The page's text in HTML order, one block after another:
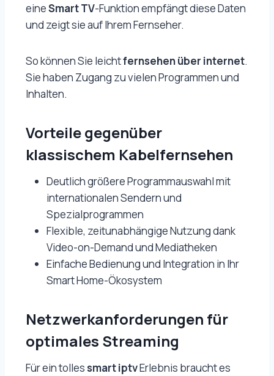
eineSmart TV-Funktion empfängt diese Daten
und zeigt sie auf Ihrem Fernseher.
So können Sie leichtfernsehen über internet.
Sie haben Zugang zu vielen Programmen und
Inhalten.
Vorteile gegenüber
klassischem Kabelfernsehen
Deutlich größere Programmauswahl mit
internationalen Sendern und
Spezialprogrammen
Flexible, zeitunabhängige Nutzung dank
Video-on-Demand und Mediatheken
Einfache Bedienung und Integration in Ihr
Smart Home-Ökosystem
Netzwerkanforderungen für
optimales Streaming
Für ein tolles smart iptvErlebnis braucht es